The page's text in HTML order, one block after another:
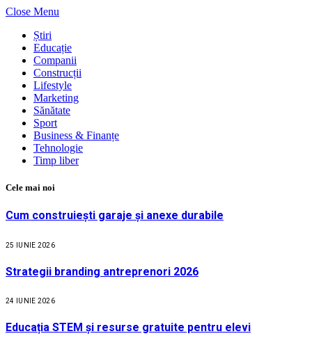
Close Menu
Știri
Educație
Companii
Construcții
Lifestyle
Marketing
Sănătate
Sport
Business & Finanțe
Tehnologie
Timp liber
Cele mai noi
Cum construiești garaje și anexe durabile
25 IUNIE 2026
Strategii branding antreprenori 2026
24 IUNIE 2026
Educația STEM și resurse gratuite pentru elevi